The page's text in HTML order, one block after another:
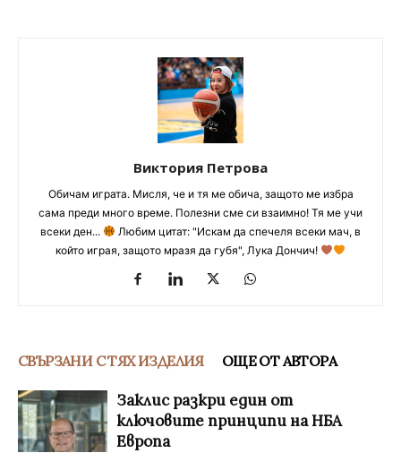
Виктория Петрова
Обичам играта. Мисля, че и тя ме обича, защото ме избра
сама преди много време. Полезни сме си взаимно! Тя ме учи
всеки ден...
Любим цитат: "Искам да спечеля всеки мач, в
който играя, защото мразя да губя", Лука Дончич!
СВЪРЗАНИ С ТЯХ ИЗДЕЛИЯ ОЩЕ ОТ АВТОРА
Заклис разкри един от
ключовите принципи на НБА
Европа